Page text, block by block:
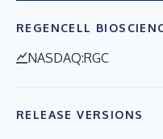
REGENCELL
NASDAQ:RGC
RELEASE VERSIONS